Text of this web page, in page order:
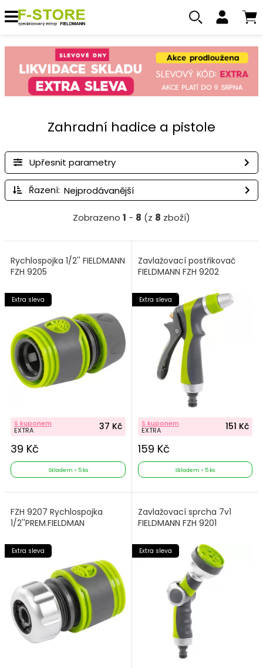
Zahradní hadice a pistole
Upřesnit parametry
Řazení:
Zobrazeno 1 - 8 (z 8 zboží)
Rychlospojka 1/2'' FIELDMANN
FZH 9205
Extra sleva
S kuponem
EXTRA 37 Kč
39 Kč
Skladem > 5 ks
Zavlažovací postřikovač
FIELDMANN FZH 9202
Extra sleva
S kuponem
EXTRA 151 Kč
159 Kč
Skladem > 5 ks
FZH 9207 Rychlospojka
1/2''PREM.FIELDMAN
Extra sleva
Zavlažovací sprcha 7v1
FIELDMANN FZH 9201
Extra sleva